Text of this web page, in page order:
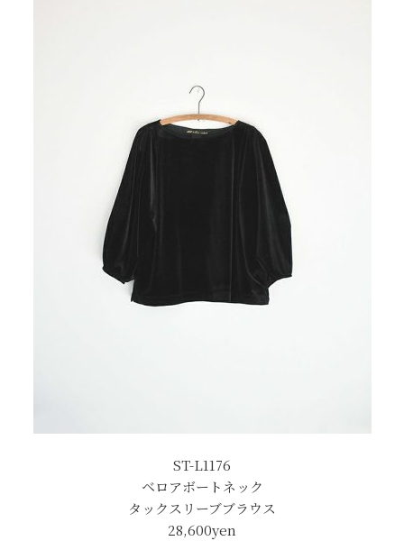
ST-L1176
ベロアボートネック
タックスリーブブラウス
28,600yen